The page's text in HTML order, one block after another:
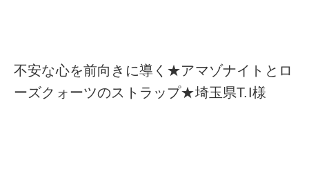
不安な心を前向きに導く★アマゾナイトとロ
ーズクォーツのストラップ★埼玉県T.I様